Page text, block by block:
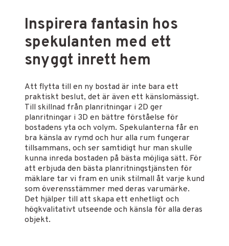
Inspirera fantasin hos
spekulanten med ett
snyggt inrett hem
Att flytta till en ny bostad är inte bara ett
praktiskt beslut, det är även ett känslomässigt.
Till skillnad från planritningar i 2D ger
planritningar i 3D en bättre förståelse för
bostadens yta och volym. Spekulanterna får en
bra känsla av rymd och hur alla rum fungerar
tillsammans, och ser samtidigt hur man skulle
kunna inreda bostaden på bästa möjliga sätt. För
att erbjuda den bästa planritningstjänsten för
mäklare tar vi fram en unik stilmall åt varje kund
som överensstämmer med deras varumärke.
Det hjälper till att skapa ett enhetligt och
högkvalitativt utseende och känsla för alla deras
objekt.